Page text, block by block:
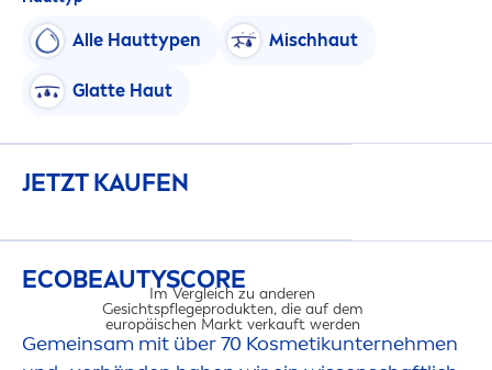
Alle Hauttypen Mischhaut
Glatte Haut
JETZT KAUFEN
ECOBEAUTYSCORE
Im Vergleich zu anderen
Gesichtspflegeprodukten, die auf dem
europäischen Markt verkauft werden​
Gemeinsam mit über 70 Kosmetikunternehmen